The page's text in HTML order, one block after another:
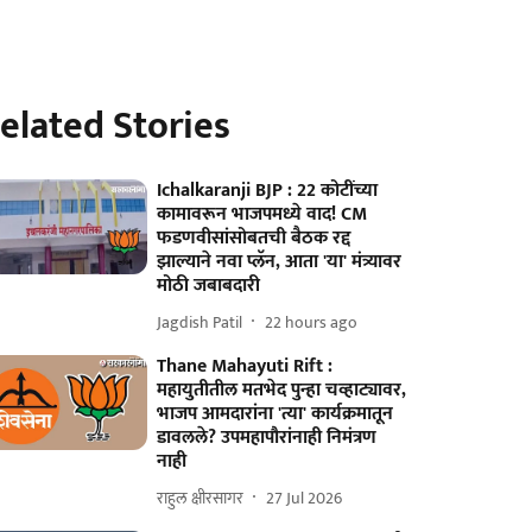
Stories
Ichalkaranji BJP : 22 कोटींच्या
कामावरून भाजपमध्ये वाद! CM
फडणवीसांसोबतची बैठक रद्द
झाल्याने नवा प्लॅन, आता 'या' मंत्र्यावर
मोठी जबाबदारी
Jagdish Patil 22 hours ago
Thane Mahayuti Rift :
महायुतीतील मतभेद पुन्हा चव्हाट्यावर,
भाजप आमदारांना 'त्या' कार्यक्रमातून
डावलले? उपमहापौरांनाही निमंत्रण
नाही
राहुल क्षीरसागर 27 Jul 2026